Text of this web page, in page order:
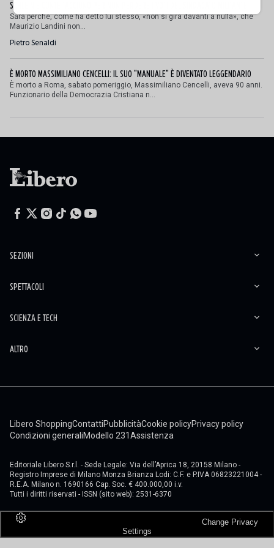
SCHLEIN E CONTE TACCIONO PER NON PERDERE I VOTI DEL SINDACATO MILITANTE
Sarà perché, come ha detto lui stesso, «non si gira davanti a nulla», che
Maurizio Landini non...
Pietro Senaldi
È MORTO MASSIMILIANO CENCELLI: IL SUO "MANUALE" È DIVENTATO LEGGENDARIO
È morto a Roma, sabato pomeriggio, Massimiliano Cencelli, aveva 90 anni.
Funzionario della Democrazia Cristiana n...
SEZIONI
SPETTACOLI
SCIENZA E TECH
ALTRO
Libero ShoppingContattiPubblicitàCookie policyPrivacy policy
Condizioni generaliModello 231Assistenza
Editoriale Libero S.r.l. - Sede Legale: Via dell’Aprica 18, 20158 Milano -
Registro Imprese di Milano Monza Brianza Lodi: C.F. e P.IVA 06823221004 -
R.E.A. Milano n. 1690166 Cap. Soc. € 400.000,00 i.v.
Tutti i diritti riservati - ISSN (sito web): 2531-6370
Settings